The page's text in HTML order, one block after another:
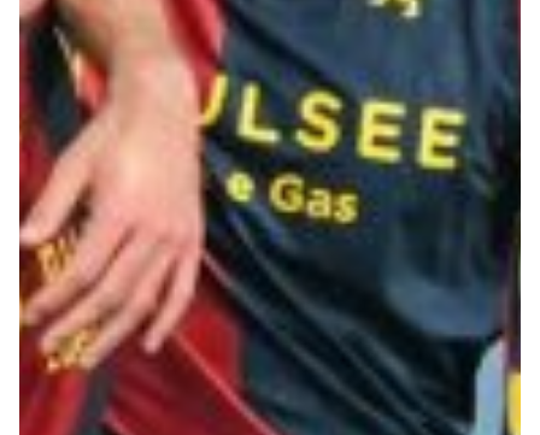
Summer Sale
Mare
Accessori
Party
Outlet
Helan x Genoa
Isolani x Genoa